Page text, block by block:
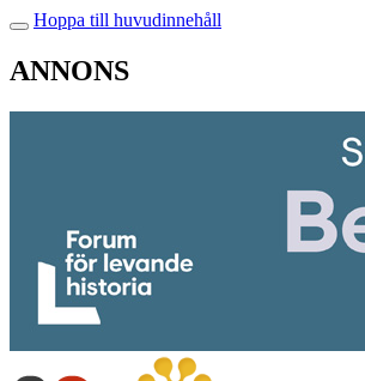
Hoppa till huvudinnehåll
ANNONS